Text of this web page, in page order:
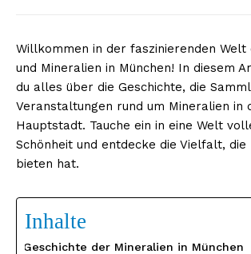
Willkommen in der faszinierenden Welt
und Mineralien in München! In diesem
du alles über die Geschichte, die
Veranstaltungen rund um Mineralien in
Hauptstadt. Tauche ein in eine Welt
Schönheit und entdecke die Vielfalt, die
bieten hat.
Inhalte
Geschichte der Mineralien in München